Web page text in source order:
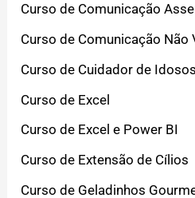
Curso de Comunicação
Curso de Comunicação Não
Curso de Cuidador de Idosos
Curso de Excel
Curso de Excel e Power BI
Curso de Extensão de Cílios
Curso de Geladinhos